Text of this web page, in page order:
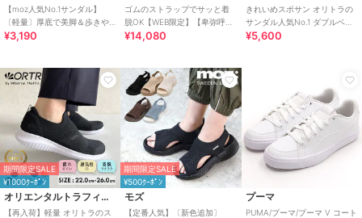
【moz人気No.1サンダル】
〔軽量〕厚底で美脚＆歩きや
すい！疲れにくいフィット感
¥3,190
ゴムのストラップでサッと着
脱OK【WEB限定】【卑弥呼
26SS】ゴムストラップサンダ
¥14,080
きれいめスポサン オリトラの
サンダル人気No.1 ダブルベル
ト スポーツサンダル /42207
¥5,600
期間限定SALE
¥1000ｸｰﾎﾟﾝ
オリエンタルトラフィック
【再入荷】軽量 オリトラのス
期間限定SALE
¥500ｸｰﾎﾟﾝ
モズ
【定番人気】〔新色追加〕
プーマ
PUMA/プーマ/プーマ V コート